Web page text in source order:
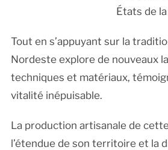
États de
Tout en s’appuyant sur la
Nordeste explore de nouveaux
techniques et matériaux,
vitalité inépuisable.
La production artisanale de
l’étendue de son territoire et la